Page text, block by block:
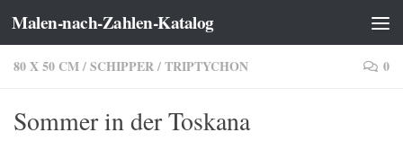
Zum Inhalt springen
Malen-nach-Zahlen-Katalog
80 X 50 CM/SCHIPPER/TRIPTYCHON 0
Sommer in der Toskana